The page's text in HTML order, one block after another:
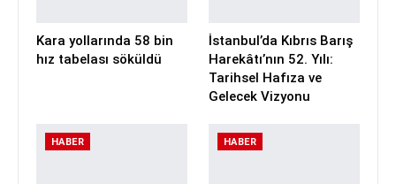
Kara yollarında 58 bin
hız tabelası söküldü
İstanbul’da Kıbrıs Barış
Harekâtı’nın 52. Yılı:
Tarihsel Hafıza ve
Gelecek Vizyonu
HABER HABER